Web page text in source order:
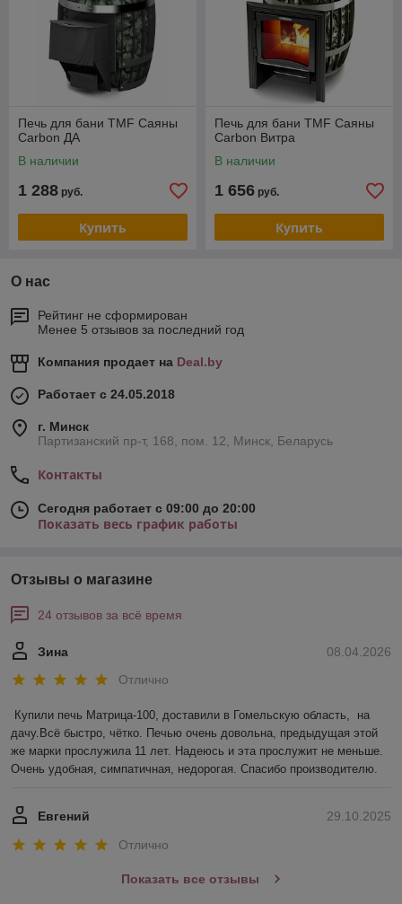
Печь для бани TMF Саяны
Carbon ДА
В наличии
1 288 руб.
Купить
Печь для бани TMF Саяны
Carbon Витра
В наличии
1 656 руб.
Купить
О нас
Рейтинг не сформирован
Менее 5 отзывов за последний год
Компания продает на Deal.by
Работает с 24.05.2018
г. Минск
Партизанский пр-т, 168, пом. 12, Минск, Беларусь
Контакты
Сегодня работает с 09:00 до 20:00
Показать весь график работы
Отзывы о магазине
24 отзывов за всё время
08.04.2026
Зина
Отлично
Купили печь Матрица-100, доставили в Гомельскую область,  на
дачу.Всё быстро, чётко. Печью очень довольна, предыдущая этой
же марки прослужила 11 лет. Надеюсь и эта прослужит не меньше.
Очень удобная, симпатичная, недорогая. Спасибо производителю.
29.10.2025
Евгений
Отлично
Показать все отзывы